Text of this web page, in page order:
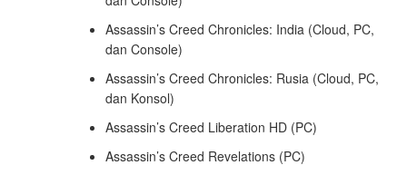
Assassin’s Creed Chronicles: India (Cloud, PC,
dan Console)
Assassin’s Creed Chronicles: Rusia (Cloud, PC,
dan Konsol)
Assassin’s Creed Liberation HD (PC)
Assassin’s Creed Revelations (PC)